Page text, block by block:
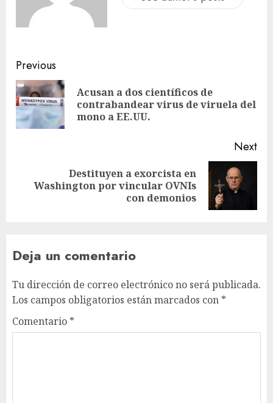
Previous
Acusan a dos científicos de
contrabandear virus de viruela del
mono a EE.UU.
Next
Destituyen a exorcista en
Washington por vincular OVNIs
con demonios
Deja un comentario
Tu dirección de correo electrónico no será publicada.
Los campos obligatorios están marcados con *
Comentario *